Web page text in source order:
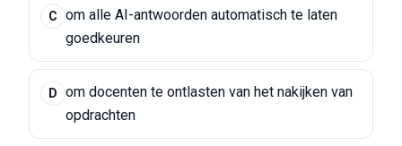
C
om alle AI-antwoorden automatisch te laten
goedkeuren
D
om docenten te ontlasten van het nakijken van
opdrachten